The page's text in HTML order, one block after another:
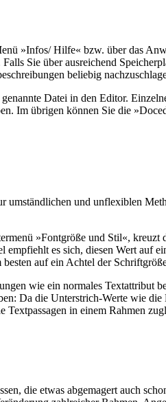
»Infos/ Hilfe« bzw. über das
Sie über ausreichend
beliebig
Datei in den Editor.
Im übrigen können Sie die
und unflexiblen
»Fontgröße und Stil«,
es sich, diesen Wert auf
auf ein Achtel der
wie ein normales Textattribut
Da die Unterstrich-Werte wie
Textpassagen in einem Rahmen
die etwas abgemagert auch